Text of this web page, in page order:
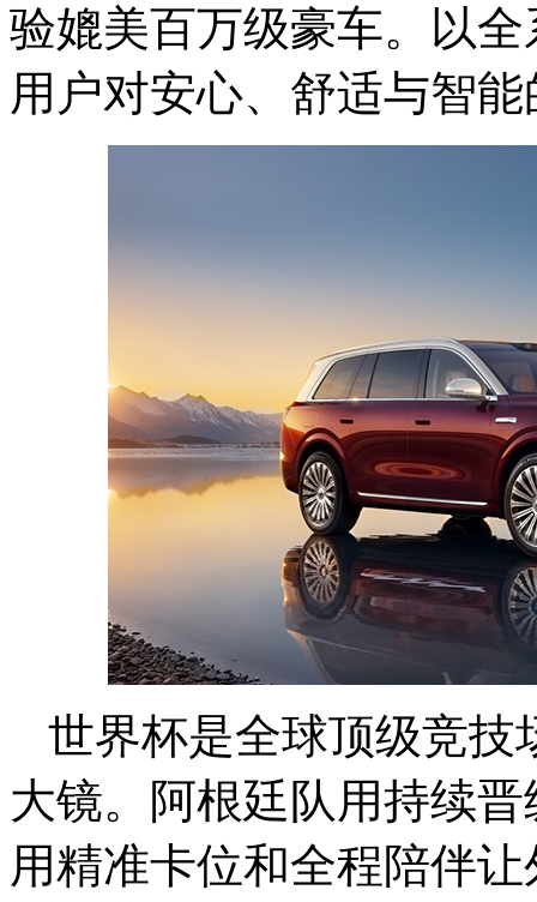
验媲美百万级豪车。以
用户对安心、舒适与智
世界杯是全球顶级竞技
大镜。阿根廷队用持续
用精准卡位和全程陪伴